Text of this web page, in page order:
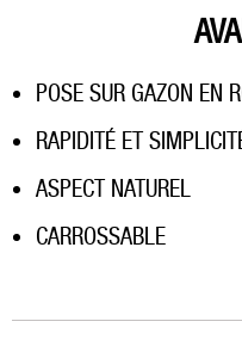
POSE SUR GAZON EN
RAPIDITÉ ET
ASPECT NATUREL
CARROSSABLE